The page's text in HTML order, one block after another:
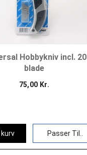
Hobbykniv incl. 20
blade
75,00 Kr.
Passer Til..